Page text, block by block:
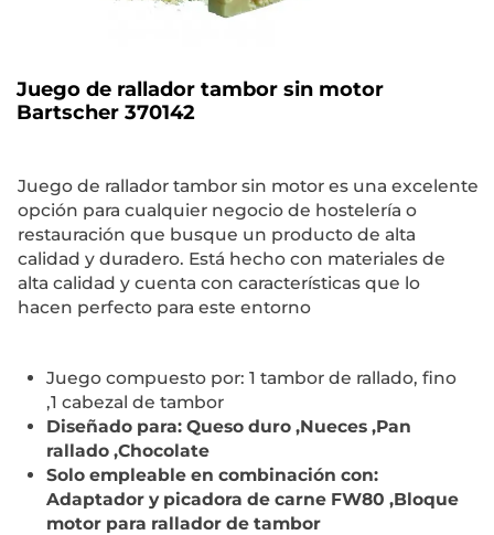
Juego de rallador tambor sin motor
Bartscher 370142
Juego de rallador tambor sin motor es una excelente
opción para cualquier negocio de hostelería o
restauración que busque un producto de alta
calidad y duradero. Está hecho con materiales de
alta calidad y cuenta con características que lo
hacen perfecto para este entorno
Juego compuesto por: 1 tambor de rallado, fino
,1 cabezal de tambor
Diseñado para: Queso duro ,Nueces ,Pan
rallado ,Chocolate
Solo empleable en combinación con:
Adaptador y picadora de carne FW80 ,Bloque
motor para rallador de tambor